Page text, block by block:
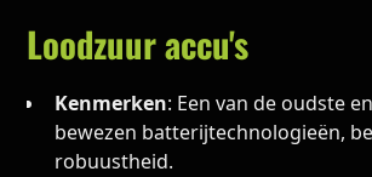
Loodzuur accu's
Kenmerken: Een van de oudste
bewezen batterijtechnologieën,
robuustheid.